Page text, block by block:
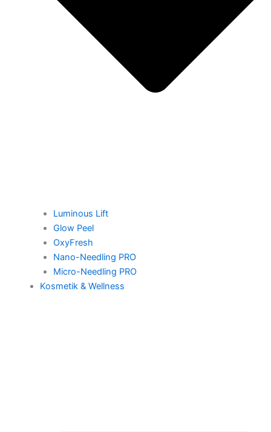
Luminous Lift
Glow Peel
OxyFresh
Nano-Needling PRO
Micro-Needling PRO
Kosmetik & Wellness